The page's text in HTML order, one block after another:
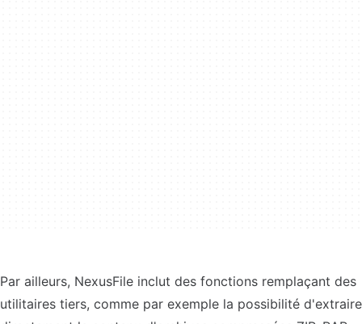
Par ailleurs, NexusFile inclut des fonctions remplaçant des
utilitaires tiers, comme par exemple la possibilité d'extraire